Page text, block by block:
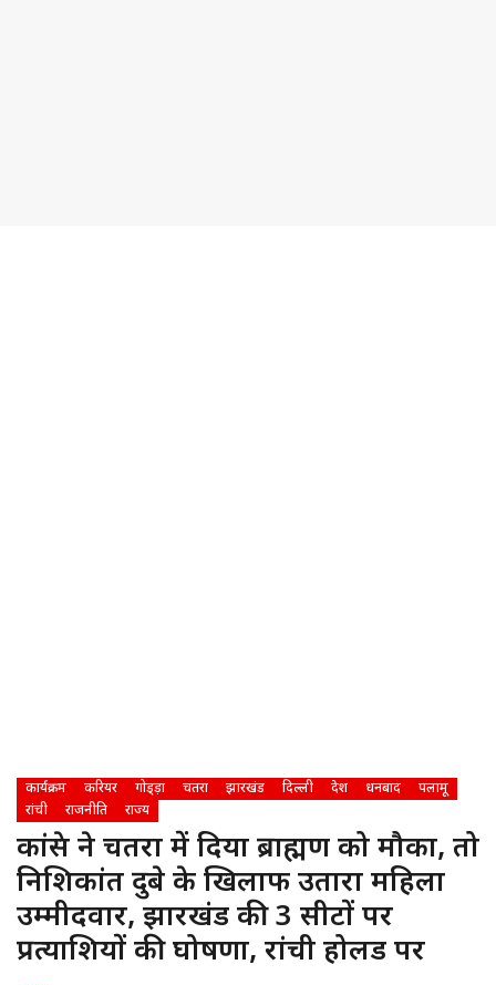
कार्यक्रम करियर गोड्ड़ा चतरा झारखंड दिल्ली देश धनबाद
पलामू
रांची
राजनीति राज्य
कांग्रेस ने चतरा में दिया ब्राह्मण को मौका, तो
निशिकांत दुबे के खिलाफ उतारा महिला
उम्मीदवार, झारखंड की 3 सीटों पर
प्रत्याशियों की घोषणा, रांची होलड पर